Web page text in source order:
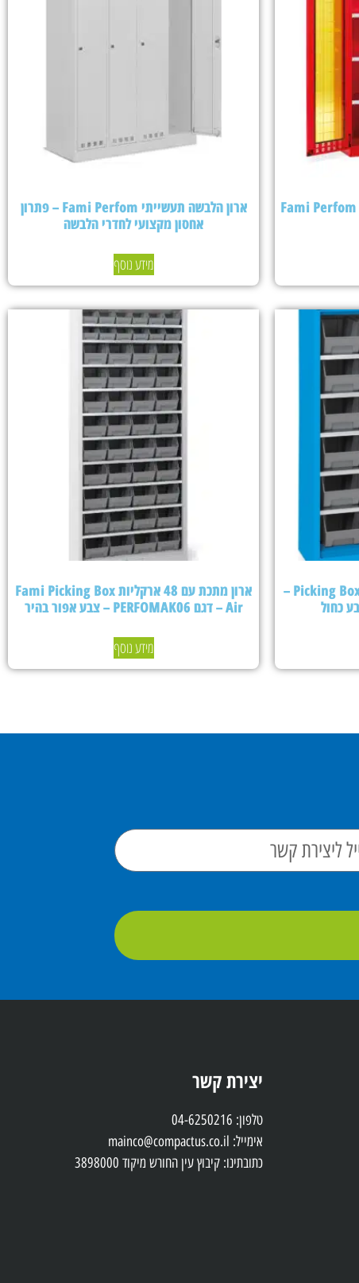
ארון הלבשה תעשייתי Fami Perfom – פתרון
אחסון מקצועי לחדרי הלבשה
מידע נוסף
ארון מתכת עם 24 ארקליות Picking Box Air –
ארון מתכת עם 48 ארקליות Fami Picking Box
Air – דגם PERFOMAK06 – צבע אפור בהיר
מידע נוסף
יצירת קשר
טלפון: 04-6250216
אימייל: mainco@compactus.co.il
כתובתינו: קיבוץ עין החורש מיקוד 3898000